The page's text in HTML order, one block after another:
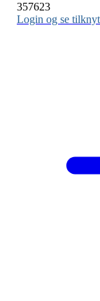
357623
Login og se